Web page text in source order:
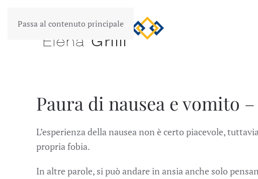
Passa al contenuto principale
Paura di nausea e vomito –
L’esperienza della nausea non è certo piacevole,
propria fobia.
In altre parole, si può andare in ansia anche solo